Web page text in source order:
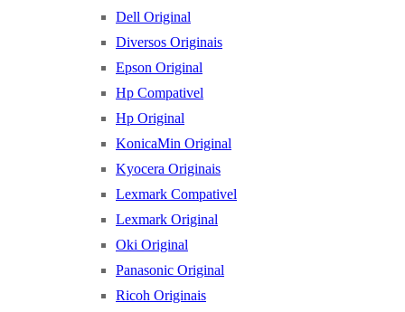
Dell Original
Diversos Originais
Epson Original
Hp Compativel
Hp Original
KonicaMin Original
Kyocera Originais
Lexmark Compativel
Lexmark Original
Oki Original
Panasonic Original
Ricoh Originais